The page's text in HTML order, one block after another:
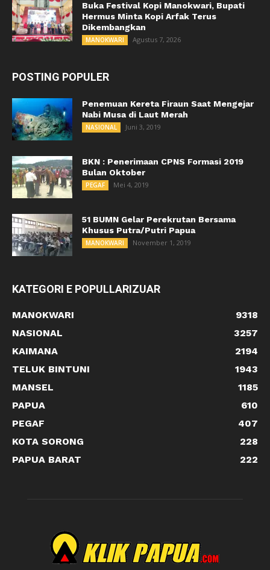
Buka Festival Kopi Manokwari, Bupati
Hermus Minta Kopi Arfak Terus
Dikembangkan
MANOKWARI Agustus 7, 2026
POSTING POPULER
Penemuan Kereta Firaun Saat Mengejar
Nabi Musa di Laut Merah
NASIONAL Juni 3, 2019
BKN : Penerimaan CPNS Formasi 2019
Bulan Oktober
PEGAF Mei 4, 2019
51 BUMN Gelar Perekrutan Bersama
Khusus Putra/Putri Papua
MANOKWARI November 1, 2019
KATEGORI E POPULLARIZUAR
MANOKWARI
9318
NASIONAL
3257
KAIMANA
2194
TELUK BINTUNI
1943
MANSEL
1185
PAPUA
610
PEGAF
407
KOTA SORONG
228
PAPUA BARAT
222